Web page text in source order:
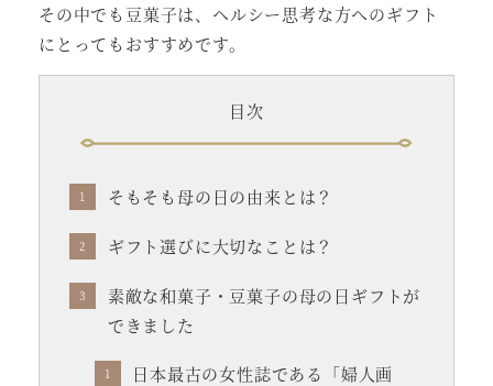
その中でも豆菓子は、ヘルシー思考な方へのギフト
にとってもおすすめです。
目次
そもそも母の日の由来とは？
ギフト選びに大切なことは？
素敵な和菓子・豆菓子の母の日ギフトが
できました
日本最古の女性誌である「婦人画